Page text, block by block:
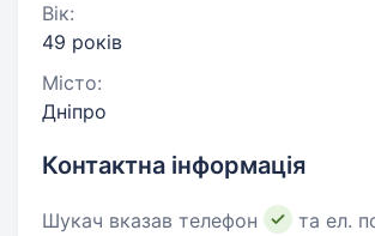
Вік:
49 років
Місто:
Дніпро
Контактна інформація
Шукач вказав телефон
та ел.